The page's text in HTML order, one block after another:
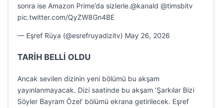
sonra ise Amazon Prime’da sizlerle.@kanald @timsbitv
pic.twitter.com/QyZW8Gn4BE
— Eşref Rüya (@esrefruyadizitv) May 26, 2026
TARİH BELLİ OLDU
Ancak sevilen dizinin yeni bölümü bu akşam
yayınlanmayacak. Dizi saatinde bu akşam ‘Şarkılar Bizi
Söyler Bayram Özel’ bölümü ekrana getirilecek. Eşref